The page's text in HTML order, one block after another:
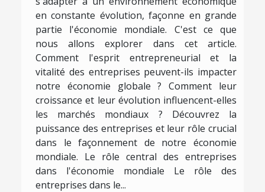
en constante évolution, façonne en grande
partie l'économie mondiale. C'est ce que
nous allons explorer dans cet article.
Comment l'esprit entrepreneurial et la
vitalité des entreprises peuvent-ils impacter
notre économie globale ? Comment leur
croissance et leur évolution influencent-elles
les marchés mondiaux ? Découvrez la
puissance des entreprises et leur rôle crucial
dans le façonnement de notre économie
mondiale. Le rôle central des entreprises
dans l'économie mondiale Le rôle des
entreprises dans le...